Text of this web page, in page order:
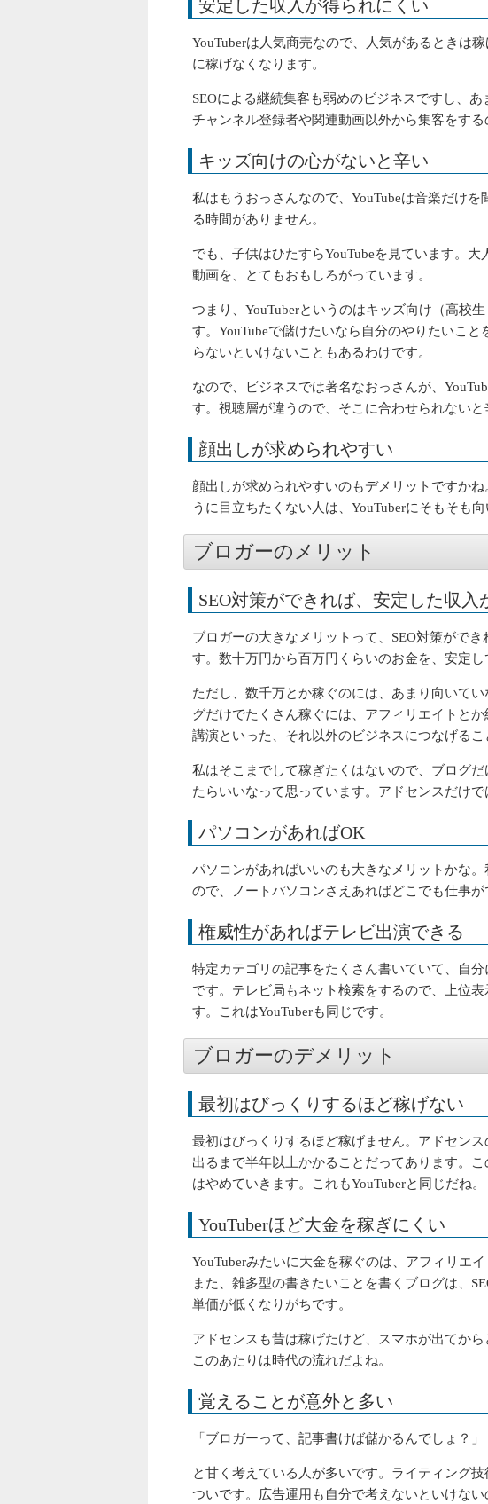
安定した収入が得られにくい
YouTuberは人気商売なので、人気があるときは
に稼げなくなります。
SEOによる継続集客も弱めのビジネスですし、あ
チャンネル登録者や関連動画以外から集客をする
キッズ向けの心がないと辛い
私はもうおっさんなので、YouTubeは音楽だけを
る時間がありません。
でも、子供はひたすらYouTubeを見ています。
動画を、とてもおもしろがっています。
つまり、YouTuberというのはキッズ向け（高校
す。YouTubeで儲けたいなら自分のやりたいこ
らないといけないこともあるわけです。
なので、ビジネスでは著名なおっさんが、
す。視聴層が違うので、そこに合わせられないと
顔出しが求められやすい
顔出しが求められやすいのもデメリットですか
うに目立ちたくない人は、YouTuberにそもそも
ブロガーのメリット
SEO対策ができれば、安定した収入
ブロガーの大きなメリットって、SEO対策がで
す。数十万円から百万円くらいのお金を、安定し
ただし、数千万とか稼ぐのには、あまり向いて
グだけでたくさん稼ぐには、アフィリエイトと
講演といった、それ以外のビジネスにつなげるこ
私はそこまでして稼ぎたくはないので、ブログ
たらいいなって思っています。アドセンスだけで
パソコンがあればOK
パソコンがあればいいのも大きなメリットかな
ので、ノートパソコンさえあればどこでも仕事が
権威性があればテレビ出演できる
特定カテゴリの記事をたくさん書いていて、自
です。テレビ局もネット検索をするので、上位
す。これはYouTuberも同じです。
ブロガーのデメリット
最初はびっくりするほど稼げない
最初はびっくりするほど稼げません。アドセン
出るまで半年以上かかることだってあります。
はやめていきます。これもYouTuberと同じだね。
YouTuberほど大金を稼ぎにくい
YouTuberみたいに大金を稼ぐのは、アフィリエ
また、雑多型の書きたいことを書くブログは、
単価が低くなりがちです。
アドセンスも昔は稼げたけど、スマホが出てか
このあたりは時代の流れだよね。
覚えることが意外と多い
「ブロガーって、記事書けば儲かるんでしょ？」
と甘く考えている人が多いです。ライティング
ついです。広告運用も自分で考えないといけない